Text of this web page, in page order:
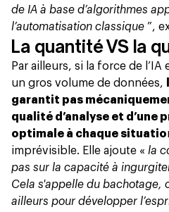
de IA à base d’algorithmes
l’automatisation classique ”,
La quantité VS la
Par ailleurs, si la force de
un gros volume de données,
garantit pas
qualité d’analyse et d’une
optimale à chaque situatio
imprévisible. Elle ajoute « la
pas sur la capacité à
Cela s'appelle du bachotage,
ailleurs pour développer